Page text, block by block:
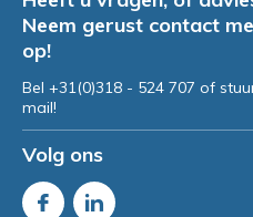
Neem gerust contact
op!
Bel +31(0)318 - 524 707 of
mail!
Volg ons